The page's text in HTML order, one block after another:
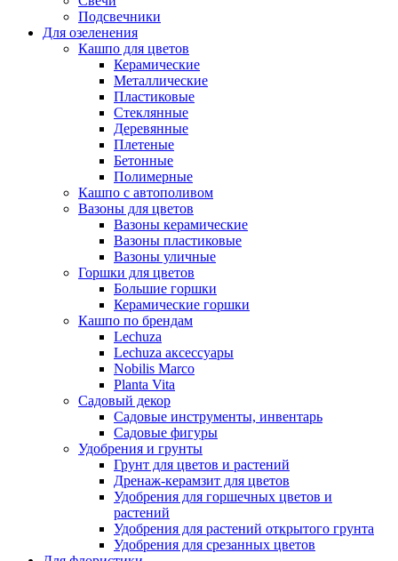
Подсвечники
Для озеленения
Кашпо для цветов
Керамические
Металлические
Пластиковые
Стеклянные
Деревянные
Плетеные
Бетонные
Полимерные
Кашпо с автополивом
Вазоны для цветов
Вазоны керамические
Вазоны пластиковые
Вазоны уличные
Горшки для цветов
Большие горшки
Керамические горшки
Кашпо по брендам
Lechuza
Lechuza аксессуары
Nobilis Marco
Planta Vita
Садовый декор
Садовые инструменты, инвентарь
Садовые фигуры
Удобрения и грунты
Грунт для цветов и растений
Дренаж-керамзит для цветов
Удобрения для горшечных цветов и
растений
Удобрения для растений открытого грунта
Удобрения для срезанных цветов